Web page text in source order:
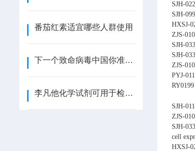
SJH-
SJH-
HXSJ-
ZJS-
SJH-
SJH-
ZJS-
PYJ-
RY0199
SJH-
ZJS-
SJH-
cell
HXSJ-
番茄红素适宜哪些人群使用
下一个致命病毒中国你准备好了吗
李凡他化学试剂可用于检测是否含有浆膜黏蛋白